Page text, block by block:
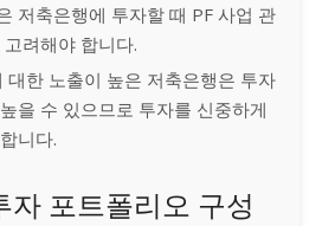
저축은행에 투자할 때 PF 사업 관
려해야 합니다.
대한 노출이 높은 저축은행은 투자
을 수 있으므로 투자를 신중하게
니다.
자 포트폴리오 구성